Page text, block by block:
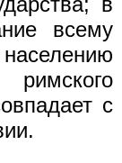
всему
с